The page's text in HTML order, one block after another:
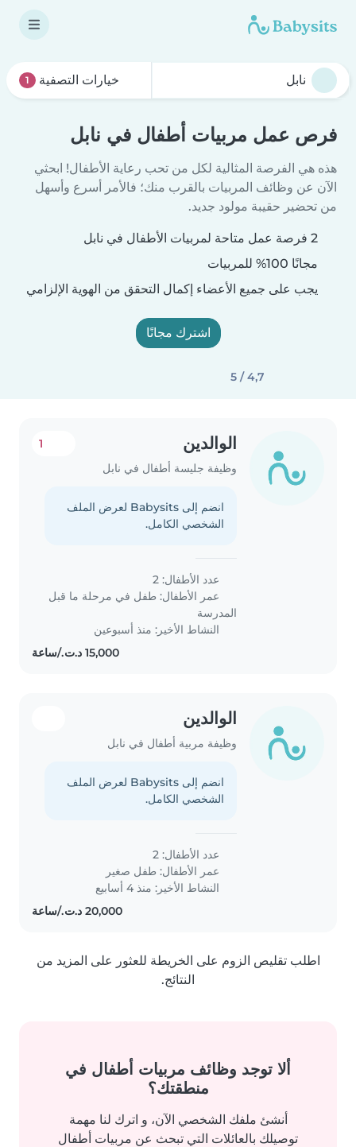
خيارات التصفية 1
فرص عمل مربيات أطفال في نابل
هذه هي الفرصة المثالية لكل من تحب رعاية الأطفال! ابحثي
الآن عن وظائف المربيات بالقرب منك؛ فالأمر أسرع وأسهل
من تحضير حقيبة مولود جديد.
2 فرصة عمل متاحة لمربيات الأطفال في نابل
مجانًا 100% للمربيات
يجب على جميع الأعضاء إكمال التحقق من الهوية الإلزامي
اشترك مجانًا
4,7 / 5
الوالدين
وظيفة جليسة أطفال في نابل
1
انضم إلى Babysits لعرض الملف
الشخصي الكامل.
عدد الأطفال: 2
عمر الأطفال: طفل في مرحلة ما قبل
المدرسة
النشاط الأخير: منذ أسبوعين
الوالدين
وظيفة مربية أطفال في نابل
انضم إلى Babysits لعرض الملف
الشخصي الكامل.
عدد الأطفال: 2
عمر الأطفال: طفل صغير
النشاط الأخير: منذ 4 أسابيع
اطلب تقليص الزوم على الخريطة للعثور على المزيد من
النتائج.
ألا توجد وظائف مربيات أطفال في
منطقتك؟
أنشئ ملفك الشخصي الآن، و اترك لنا مهمة
توصيلك بالعائلات التي تبحث عن مربيات أطفال